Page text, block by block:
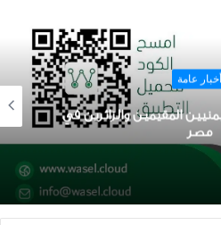
أخبار عامة
المقيمين والزائرين في
مصر